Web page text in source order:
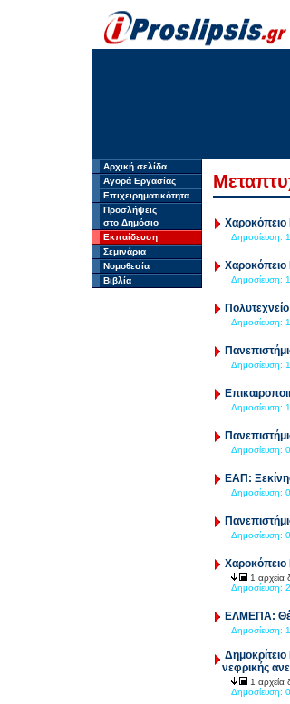
Αρχική σελίδα
Αγορά Εργασίας
Επιχειρηματικότητα
Προσλήψεις
στο Δημόσιο
Εκπαίδευση
Σεμινάρια
Νομοθεσία
Βιβλία
Χαροκόπειο
Δημοσίευση:
Χαροκόπειο
Δημοσίευση:
Δημοσίευση:
Δημοσίευση:
Δημοσίευση:
Δημοσίευση:
ΕΑΠ:
Δημοσίευση:
Δημοσίευση:
Χαροκόπειο
1 αρχεία
Δημοσίευση:
ΕΛΜΕΠΑ:
Δημοσίευση:
νεφρικής
1 αρχεία
Δημοσίευση: